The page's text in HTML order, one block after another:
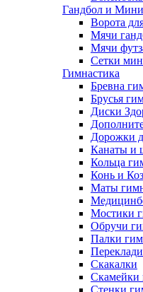
Гандбол и
Ворота
Мячи
Мячи
Сетки
Гимнастика
Бревна
Брусья
Диски
Дорожки
Канаты и
Кольца
Конь и
Маты
Мостики
Обручи
Палки
Скакалки
Скамейки
Стенки